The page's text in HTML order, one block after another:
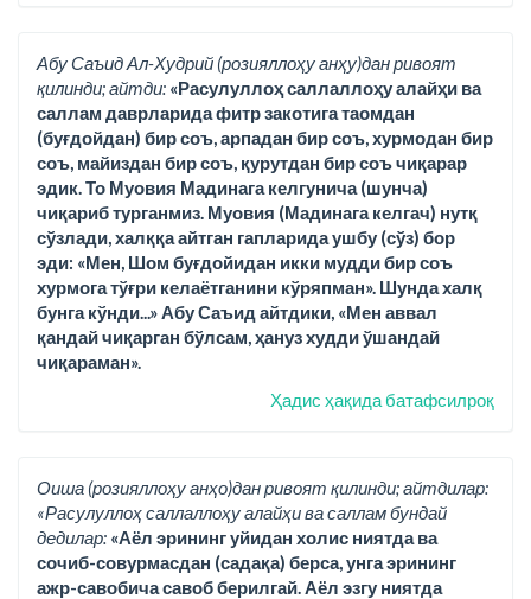
Абу Саъид Ал-Худрий (розияллоҳу анҳу)дан ривоят
қилинди; айтди: «Расулуллоҳ саллаллоҳу алайҳи ва
саллам даврларида фитр закотига таомдан
(буғдойдан) бир соъ, арпадан бир соъ, хурмодан бир
соъ, майиздан бир соъ, қурутдан бир соъ чиқарар
эдик. То Муовия Мадинага келгунича (шунча)
чиқариб турганмиз. Муовия (Мадинага келгач) нутқ
сўзлади, халққа айтган гапларида ушбу (сўз) бор
эди: «Мен, Шом буғдойидан икки мудди бир соъ
хурмога тўғри келаётганини кўряпман». Шунда халқ
бунга кўнди...» Абу Саъид айтдики, «Мен аввал
қандай чиқарган бўлсам, ҳануз худди ўшандай
чиқараман».
Ҳадис ҳақида батафсилроқ
Оиша (розияллоҳу анҳо)дан ривоят қилинди; айтдилар:
«Расулуллоҳ саллаллоҳу алайҳи ва саллам бундай
дедилар: «Аёл эрининг уйидан холис ниятда ва
сочиб-совурмасдан (садақа) берса, унга эрининг
ажр-савобича савоб берилгай. Аёл эзгу ниятда